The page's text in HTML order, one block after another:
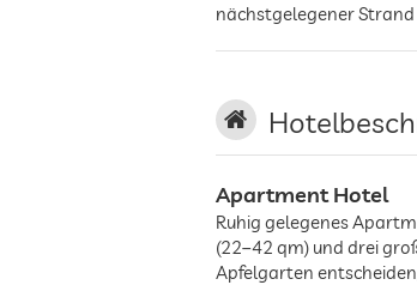
nächstgelegener Strand
Apartment Hotel
Ruhig gelegenes
(22–42 qm) und drei
Apfelgarten